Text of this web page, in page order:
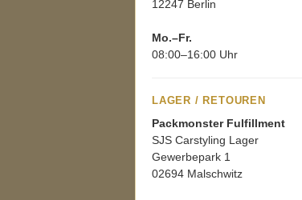
12247 Berlin
Mo.–Fr.
08:00–16:00 Uhr
LAGER / RETOUREN
Packmonster Fulfillment
SJS Carstyling Lager
Gewerbepark 1
02694 Malschwitz